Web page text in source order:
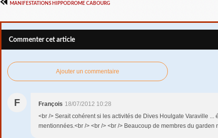
MANIFESTATIONS HIPPODROME CABOURG
Commenter cet article
Ajouter un commentaire
F François 18/07/2012 10:28
<br /> Serait cohérent si les activités de Dives Houlgate Varaville ...
mentionnées.<br /> <br /> <br /> Beaucoup de membres du garden